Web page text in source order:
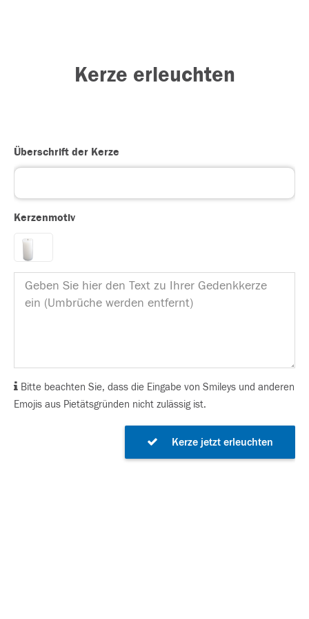
Kerze erleuchten
Überschrift der Kerze
Kerzenmotiv
Bitte beachten Sie, dass die Eingabe von Smileys und anderen
Emojis aus Pietätsgründen nicht zulässig ist.
Kerze jetzt erleuchten